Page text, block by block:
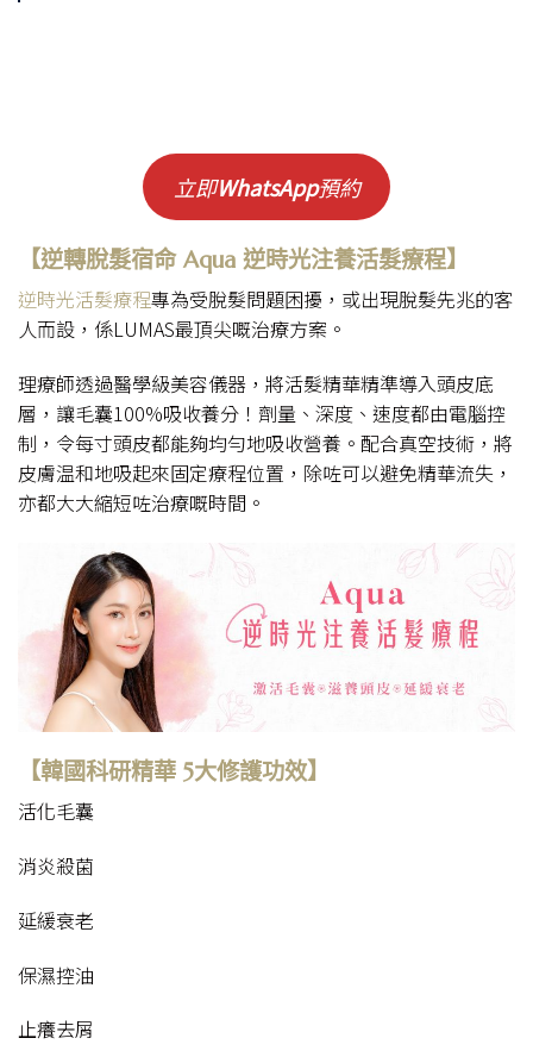
立即WhatsApp預約
【逆轉脫髮宿命 Aqua 逆時光注養活髮療程】
逆時光活髮療程專為受脫髮問題困擾，或出現脫髮先兆的客
人而設，係LUMAS最頂尖嘅治療方案。
理療師透過醫學級美容儀器，將活髮精華精準導入頭皮底
層，讓毛囊100%吸收養分！劑量、深度、速度都由電腦控
制，令每寸頭皮都能夠均勻地吸收營養。配合真空技術，將
皮膚温和地吸起來固定療程位置，除咗可以避免精華流失，
亦都大大縮短咗治療嘅時間。
【韓國科研精華 5大修護功效】
活化毛囊
消炎殺菌
延緩衰老
保濕控油
止癢去屑